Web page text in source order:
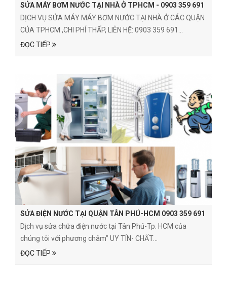
SỬA MÁY BƠM NƯỚC TẠI NHÀ Ở TPHCM - 0903 359 691
DỊCH VỤ SỬA MÁY MÁY BƠM NƯỚC TẠI NHÀ Ở CÁC QUẬN
CỦA TPHCM ,CHI PHÍ THẤP, LIÊN HỆ: 0903 359 691...
ĐỌC TIẾP
SỬA ĐIỆN NƯỚC TẠI QUẬN TÂN PHÚ-HCM 0903 359 691
Dịch vụ sửa chữa điện nước tại Tân Phú-Tp. HCM của
chúng tôi với phương châm” UY TÍN- CHẤT...
ĐỌC TIẾP